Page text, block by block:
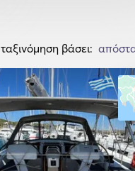
ταξινόμηση βάσει: